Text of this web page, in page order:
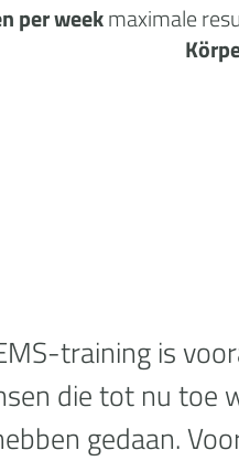
per weekmaximale
training is
die tot nu toe
gedaan.